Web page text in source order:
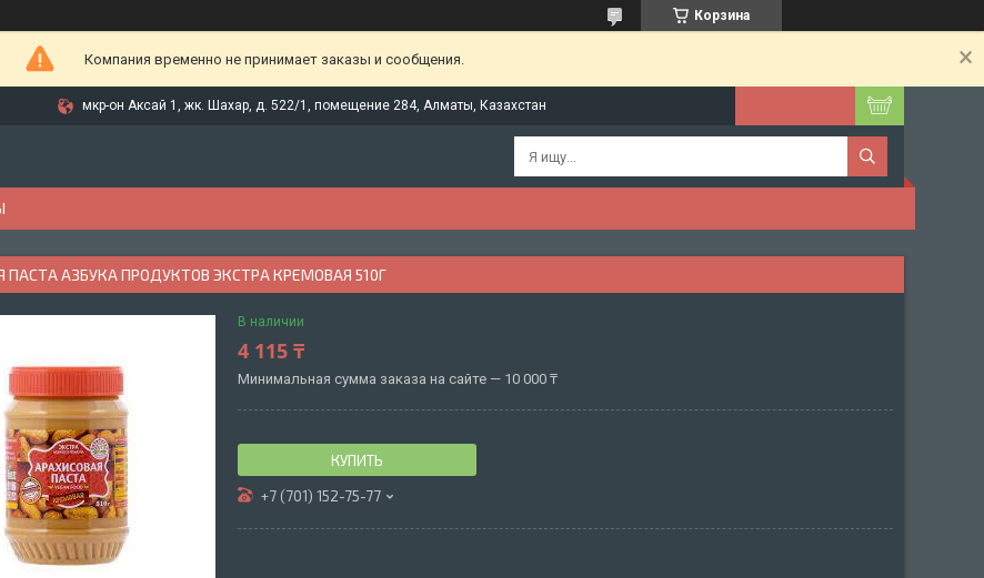
Корзина
Компания временно не принимает заказы и сообщения.
мкр-он Аксай 1, жк. Шахар, д. 522/1, помещение 284, Алматы, Казахстан
ПАСТА АЗБУКА ПРОДУКТОВ ЭКСТРА КРЕМОВАЯ 510Г
В наличии
4 115 ₸
Минимальная сумма заказа на сайте — 10 000 ₸
КУПИТЬ
+7 (701) 152-75-77